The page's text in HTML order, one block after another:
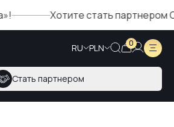
Хотите стать партнером
RU PLN 0
Стать партнером